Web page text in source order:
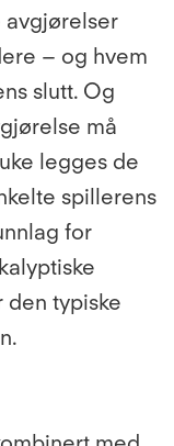
avgjørelser
– og hvem
slutt. Og
må
legges de
spillerens
for
den typiske